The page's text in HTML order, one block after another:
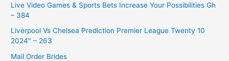
Live Video Games & Sports Bets Increase Your Possibilities Gh
– 384
Liverpool Vs Chelsea Prediction Premier League Twenty 10
2024" – 263
Mail Order Brides